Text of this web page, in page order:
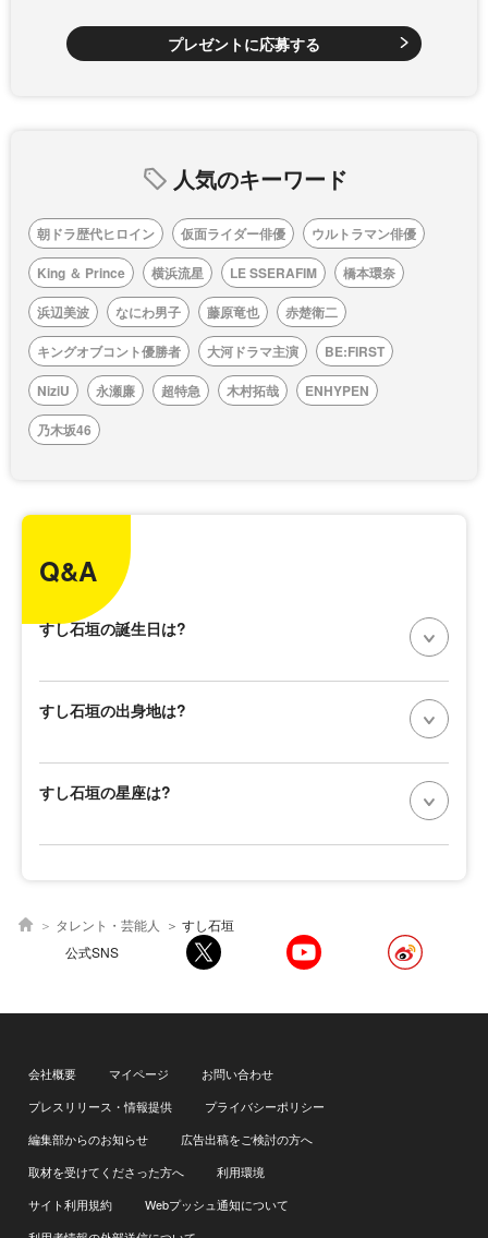
プレゼントに応募する
人気のキーワード
朝ドラ歴代ヒロイン 仮面ライダー俳優
ウルトラマン俳優
King ＆ Prince
横浜流星 LE SSERAFIM
橋本環奈
浜辺美波
なにわ男子 藤原竜也
赤楚衛二
キングオブコント優勝者
大河ドラマ主演
BE:FIRST
NiziU
永瀬廉 超特急 木村拓哉
ENHYPEN
乃木坂46
Q&A
すし石垣の誕生日は?
すし石垣の出身地は?
すし石垣の星座は?
タレント・芸能人
すし石垣
公式SNS
会社概要 マイページ
お問い合わせ
プレスリリース・情報提供
プライバシーポリシー
編集部からのお知らせ
広告出稿をご検討の方へ
取材を受けてくださった方へ
利用環境
サイト利用規約
Webプッシュ通知について